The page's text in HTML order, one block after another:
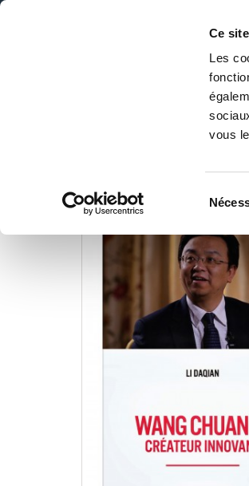
Ce
Les
vous
DE LA PAGE BLANCHE... AU
/ Savoir